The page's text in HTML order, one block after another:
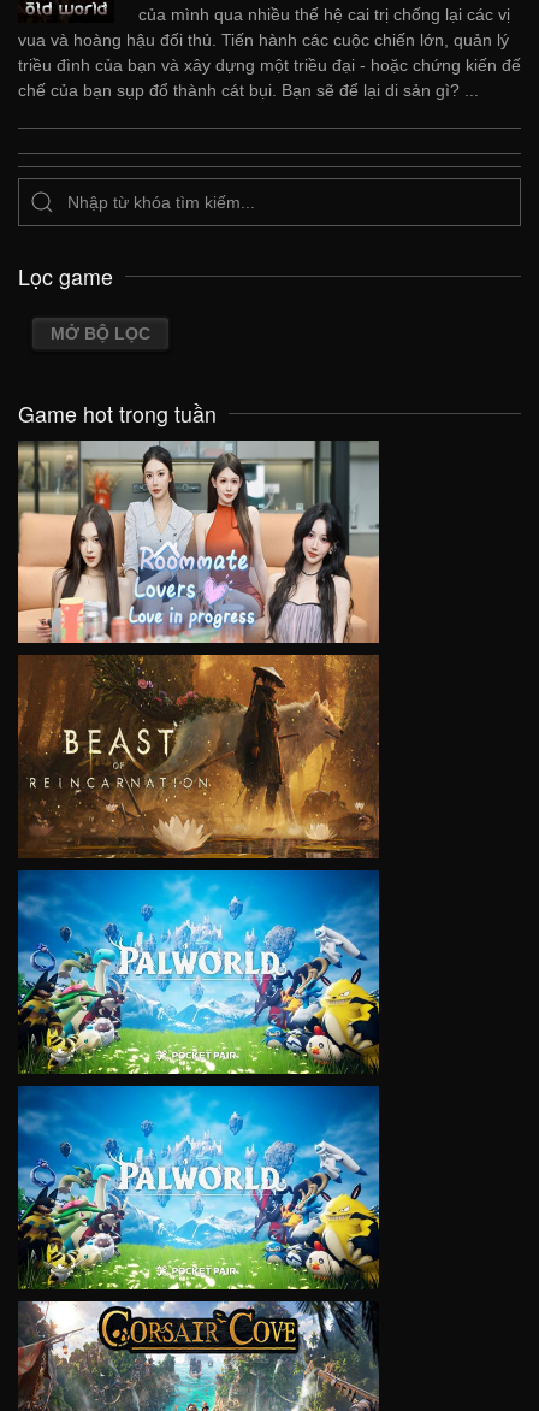
của mình qua nhiều thế hệ cai trị chống lại các vị
vua và hoàng hậu đối thủ. Tiến hành các cuộc chiến lớn, quản lý
triều đình của bạn và xây dựng một triều đại - hoặc chứng kiến ​​đế
chế của bạn sụp đổ thành cát bụi. Bạn sẽ để lại di sản gì? ...
Lọc game
MỞ BỘ LỌC
Game hot trong tuần
VIEW
VIEW
VIEW
VIEW
VIEW